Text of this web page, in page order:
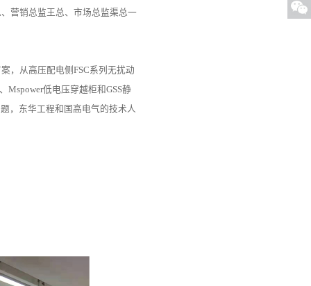
营销总监王总、市场总监渠总一
，从高压配电侧FSC系列无扰动
Mspower低电压穿越柜和GSS静
，东华工程和国高电气的技术人